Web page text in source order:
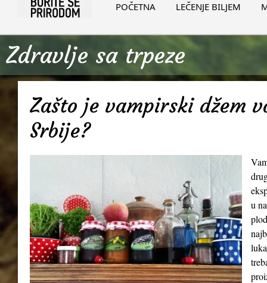
POČETNA LEČENJE BILJEM
Zdravlje sa trpeze
Zašto je vampirski džem
Srbije?
u